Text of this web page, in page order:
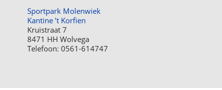
Sportpark Molenwiek
Kantine ’t Korfien
Kruistraat 7
8471 HH Wolvega
Telefoon: 0561-614747